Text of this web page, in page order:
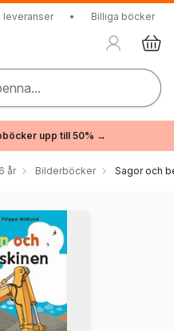
leveranser • Billiga böcker
upp till 50% →
år Bilderböcker Sagor och